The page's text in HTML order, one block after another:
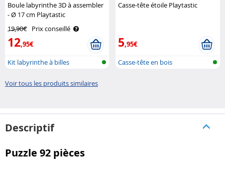
Boule labyrinthe 3D à assembler
- Ø 17 cm Playtastic
19,90€ Prix conseillé
12,95€
Kit labyrinthe à billes
Casse-tête étoile Playtastic
5,95€
Casse-tête en bois
Voir tous les produits similaires
Descriptif
Puzzle 92 pièces